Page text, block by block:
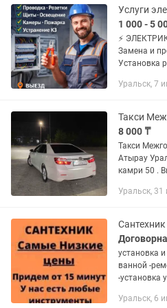
Услуги
1 000 - 5
⚡
Замена и
Установка
✔
Уральск, 7
8 000 ₸
Такси
Атырау
камри 50 .
адреса до
Уральск, 31
установка
ванной -
-установка
-замена
Уральск, 6